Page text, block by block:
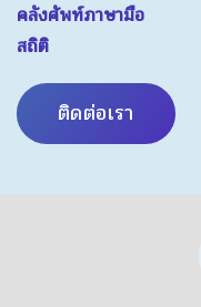
คลังศัพท์ภาษามือ
สถิติ
ติดต่อเรา